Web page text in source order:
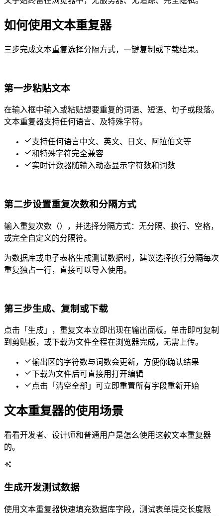
如何使用文本重复器
三步完成文本重复——选择分隔方式，一键复制或下载结果。
第一步 — 粘贴文本
在输入框中输入或粘贴想要重复的词语、短语、句子或段落。
文本重复器支持任何语言、Emoji 及特殊字符。
支持任何语言——中文、英文、日文、阿拉伯文等
Emoji 和特殊字符完全兼容
实时计数器随输入动态显示字符数和词数
第二步 — 设置重复次数和分隔方式
输入重复次数（1–10,000），并选择分隔方式：无分隔、换行、空格，
或完全自定义的分隔符。
为数据库或电子表格生成测试数据时，建议选择换行分隔——每次
重复独占一行，直接可以导入使用。
第三步 — 生成、复制或下载
点击「生成」，重复文本立即出现在输出面板。单击即可复制
到剪贴板，或下载为 .txt / .doc 文件——全程在浏览器完成，无需上传。
输出区的字符数与词数会更新，方便你确认结果
下载为 .doc 文件后可直接用 Microsoft Word 打开编辑
点击「清空全部」可立即重置所有字段重新开始
文本重复器的使用场景
看看开发者、设计师和普通用户是怎么使用这款文本重复器
的。
生成开发测试数据
使用文本重复器快速填充数据库字段，测试表单提交长度限